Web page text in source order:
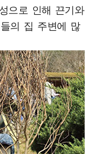
으로 인해 끈기와
의 집 주변에 많